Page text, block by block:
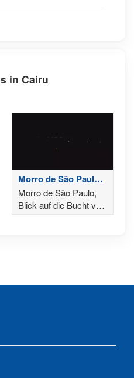
in Cairu
Morro de São Paulo -
Gamboa
Morro de São Paulo,
Blick auf die Bucht von
Porto de Cima und den